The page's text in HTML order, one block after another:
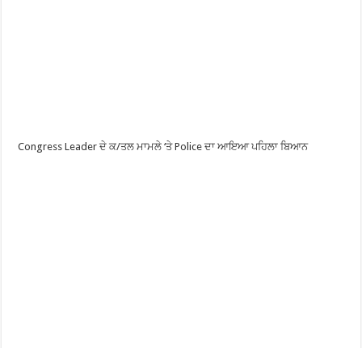
Congress Leader ਦੇ ਕ/ਤਲ ਮਾਮਲੇ ‘ਤੇ Police ਦਾ ਆਇਆ ਪਹਿਲਾ ਬਿਆਨ